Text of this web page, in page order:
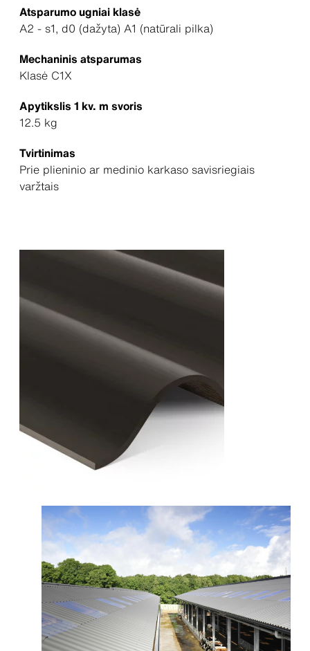
Atsparumo ugniai klasė
A2 - s1, d0 (dažyta) A1 (natūrali pilka)
Mechaninis atsparumas
Klasė C1X
Apytikslis 1 kv. m svoris
12.5 kg
Tvirtinimas
Prie plieninio ar medinio karkaso savisriegiais
varžtais